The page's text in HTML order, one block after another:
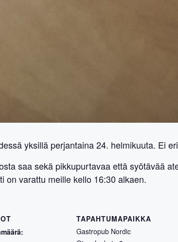
yksillä perjantaina 24. helmikuuta. Ei
saa sekä pikkupurtavaa että syötävää
on varattu meille kello 16:30 alkaen.
TAPAHTUMAPAIKKA
Gastropub Nordic